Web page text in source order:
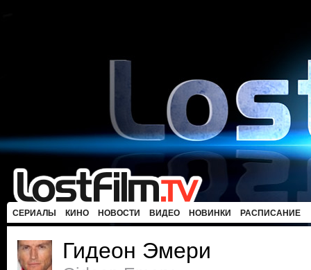
СЕРИАЛЫ КИНО НОВОСТИ ВИДЕО НОВИНКИ РАСПИСАНИЕ
Гидеон Эмери